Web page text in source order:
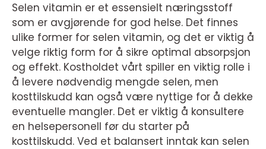
Selen vitamin er et essensielt næringsstoff
som er avgjørende for god helse. Det finnes
ulike former for selen vitamin, og det er viktig å
velge riktig form for å sikre optimal absorpsjon
og effekt. Kostholdet vårt spiller en viktig rolle i
å levere nødvendig mengde selen, men
kosttilskudd kan også være nyttige for å dekke
eventuelle mangler. Det er viktig å konsultere
en helsepersonell før du starter på
kosttilskudd. Ved et balansert inntak kan selen